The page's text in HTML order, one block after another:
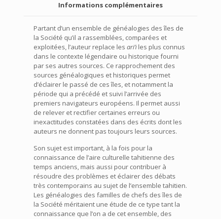
Informations complémentaires
Partant d’un ensemble de généalogies des îles de
la Société qu’il a rassemblées, comparées et
exploitées, l’auteur replace les ari’iles plus connus
dans le contexte légendaire ou historique fourni
par ses autres sources. Ce rapprochement des
sources généalogiques et historiques permet
d’éclairer le passé de ces îles, et notamment la
période qui a précédé et suivi l’arrivée des
premiers navigateurs européens. Il permet aussi
de relever et rectifier certaines erreurs ou
inexactitudes constatées dans des écrits dont les
auteurs ne donnent pas toujours leurs sources.
Son sujet est important, à la fois pour la
connaissance de l’aire culturelle tahitienne des
temps anciens, mais aussi pour contribuer à
résoudre des problèmes et éclairer des débats
très contemporains au sujet de l’ensemble tahitien.
Les généalogies des familles de chefs des îles de
la Société méritaient une étude de ce type tant la
connaissance que l’on a de cet ensemble, des